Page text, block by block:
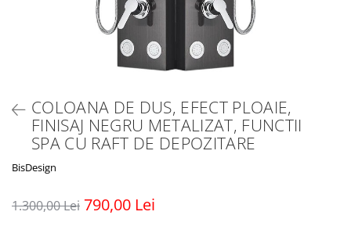
COLOANA DE DUS, EFECT PLOAIE,
FINISAJ NEGRU METALIZAT, FUNCTII
SPA CU RAFT DE DEPOZITARE
BisDesign
1.300,00 Lei 790,00 Lei